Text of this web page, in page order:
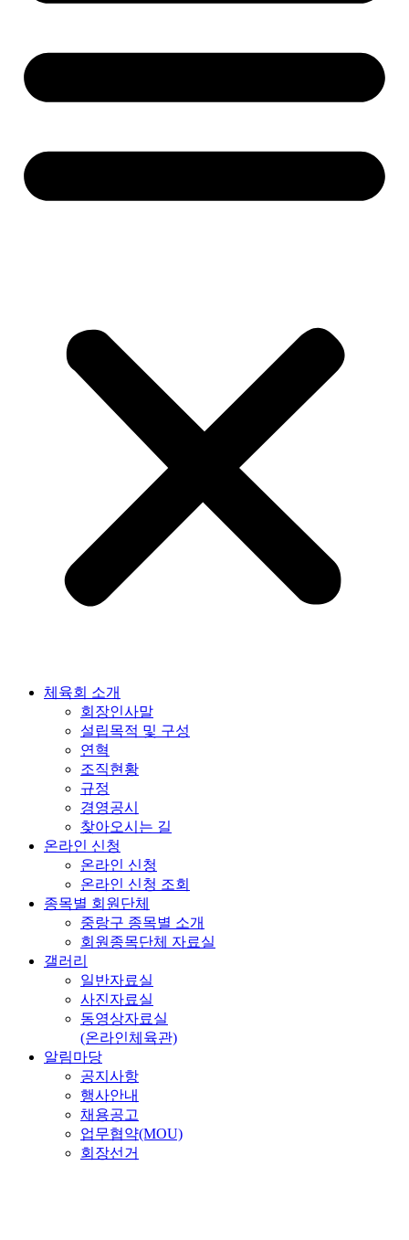
체육회 소개
회장인사말
설립목적 및 구성
연혁
조직현황
규정
경영공시
찾아오시는 길
온라인 신청
온라인 신청
온라인 신청 조회
종목별 회원단체
중랑구 종목별 소개
회원종목단체 자료실
갤러리
일반자료실
사진자료실
동영상자료실
(온라인체육관)
알림마당
공지사항
행사안내
채용공고
업무협약(MOU)
회장선거